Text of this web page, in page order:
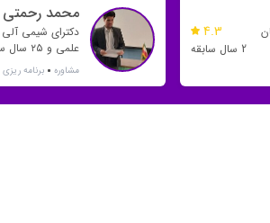
4.3
2 سال سابقه
محمد رحمتی
دکترای شیمی آلی
علمی و
تدریس
مشاوره برنامه ریزی